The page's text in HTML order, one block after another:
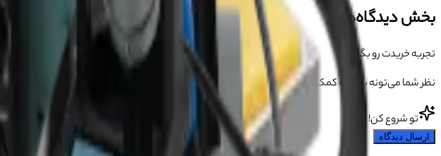
بخش دیدگاه‌ها
تجربه خریدت رو بگو 💬
نظر شما می‌تونه به بقیه کمک کنه انتخاب مطمئن‌تری داشته باشن.
تو شروع کن!
ارسال دیدگاه